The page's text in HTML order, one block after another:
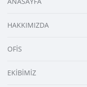
HAKKIMIZDA
OFİS
EKİBİMİZ